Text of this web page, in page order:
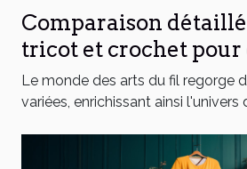
Comparaison
tricot et crochet pour
Le monde des arts du fil regorge
variées, enrichissant ainsi l'univers